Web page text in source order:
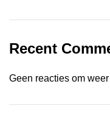
Recent
Geen reacties om